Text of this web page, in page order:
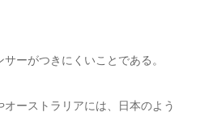
ーがつきにくいことである。
ーストラリアには、日本のよう